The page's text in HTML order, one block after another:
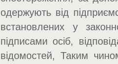
одержують від
встановлених у
підписами осіб,
відомостей, Таким